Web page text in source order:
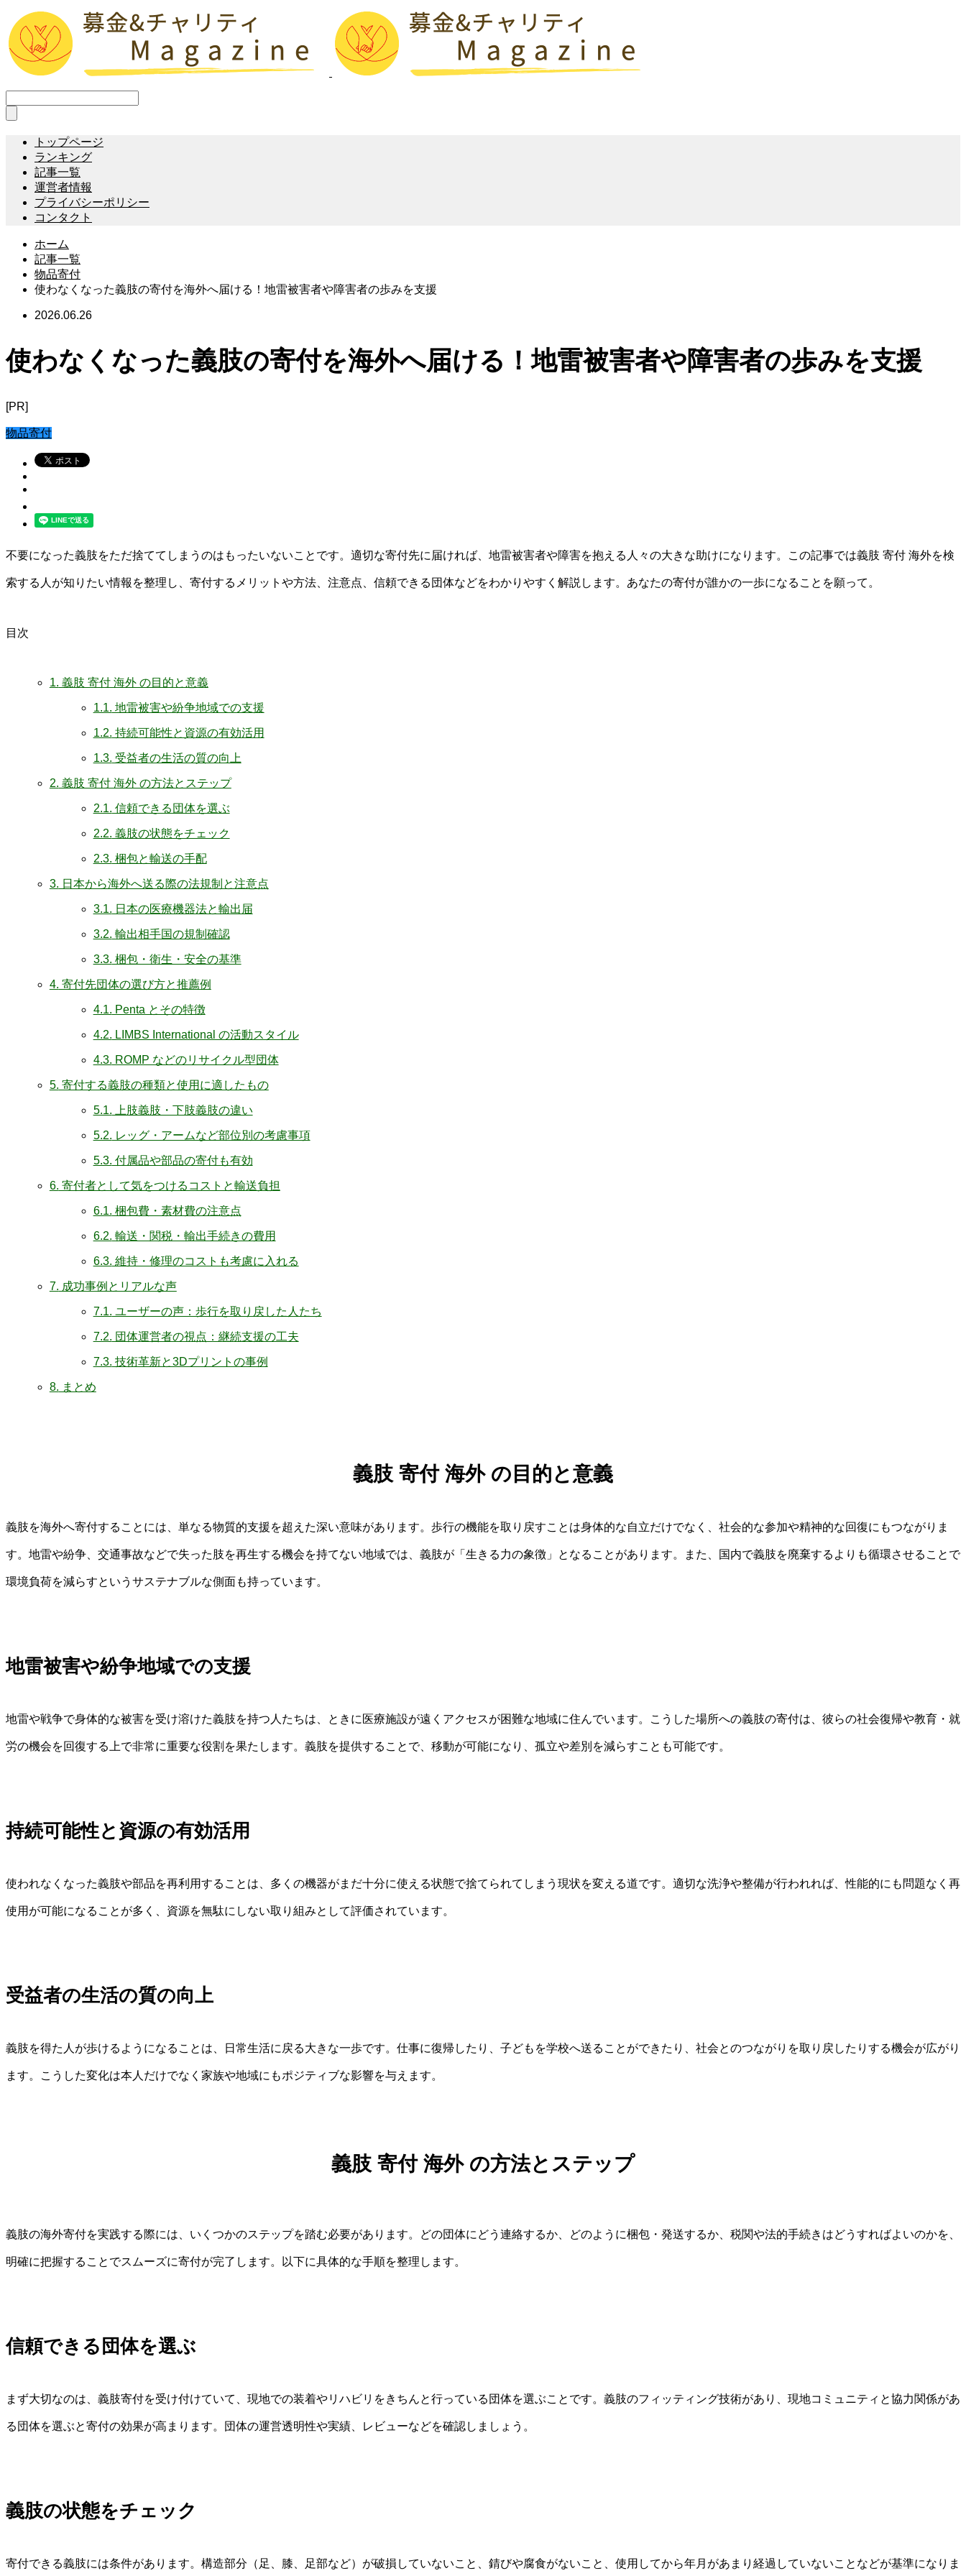
トップページ
ランキング
記事一覧
運営者情報
プライバシーポリシー
コンタクト
ホーム
記事一覧
物品寄付
使わなくなった義肢の寄付を海外へ届ける！地雷被害者や障害者の歩みを支援
2026.06.26
使わなくなった義肢の寄付を海外へ届ける！地雷被害者や障害者の歩みを支援
[PR]
物品寄付
不要になった義肢をただ捨ててしまうのはもったいないことです。適切な寄付先に届ければ、地雷被害者や障害を抱える人々の大きな助けになります。この記事では義肢 寄付 海外を検
索する人が知りたい情報を整理し、寄付するメリットや方法、注意点、信頼できる団体などをわかりやすく解説します。あなたの寄付が誰かの一歩になることを願って。
目次
1. 義肢 寄付 海外 の目的と意義
1.1. 地雷被害や紛争地域での支援
1.2. 持続可能性と資源の有効活用
1.3. 受益者の生活の質の向上
2. 義肢 寄付 海外 の方法とステップ
2.1. 信頼できる団体を選ぶ
2.2. 義肢の状態をチェック
2.3. 梱包と輸送の手配
3. 日本から海外へ送る際の法規制と注意点
3.1. 日本の医療機器法と輸出届
3.2. 輸出相手国の規制確認
3.3. 梱包・衛生・安全の基準
4. 寄付先団体の選び方と推薦例
4.1. Penta とその特徴
4.2. LIMBS International の活動スタイル
4.3. ROMP などのリサイクル型団体
5. 寄付する義肢の種類と使用に適したもの
5.1. 上肢義肢・下肢義肢の違い
5.2. レッグ・アームなど部位別の考慮事項
5.3. 付属品や部品の寄付も有効
6. 寄付者として気をつけるコストと輸送負担
6.1. 梱包費・素材費の注意点
6.2. 輸送・関税・輸出手続きの費用
6.3. 維持・修理のコストも考慮に入れる
7. 成功事例とリアルな声
7.1. ユーザーの声：歩行を取り戻した人たち
7.2. 団体運営者の視点：継続支援の工夫
7.3. 技術革新と3Dプリントの事例
8. まとめ
義肢 寄付 海外 の目的と意義
義肢を海外へ寄付することには、単なる物質的支援を超えた深い意味があります。歩行の機能を取り戻すことは身体的な自立だけでなく、社会的な参加や精神的な回復にもつながりま
す。地雷や紛争、交通事故などで失った肢を再生する機会を持てない地域では、義肢が「生きる力の象徴」となることがあります。また、国内で義肢を廃棄するよりも循環させることで
環境負荷を減らすというサステナブルな側面も持っています。
地雷被害や紛争地域での支援
地雷や戦争で身体的な被害を受け溶けた義肢を持つ人たちは、ときに医療施設が遠くアクセスが困難な地域に住んでいます。こうした場所への義肢の寄付は、彼らの社会復帰や教育・就
労の機会を回復する上で非常に重要な役割を果たします。義肢を提供することで、移動が可能になり、孤立や差別を減らすことも可能です。
持続可能性と資源の有効活用
使われなくなった義肢や部品を再利用することは、多くの機器がまだ十分に使える状態で捨てられてしまう現状を変える道です。適切な洗浄や整備が行われれば、性能的にも問題なく再
使用が可能になることが多く、資源を無駄にしない取り組みとして評価されています。
受益者の生活の質の向上
義肢を得た人が歩けるようになることは、日常生活に戻る大きな一歩です。仕事に復帰したり、子どもを学校へ送ることができたり、社会とのつながりを取り戻したりする機会が広がり
ます。こうした変化は本人だけでなく家族や地域にもポジティブな影響を与えます。
義肢 寄付 海外 の方法とステップ
義肢の海外寄付を実践する際には、いくつかのステップを踏む必要があります。どの団体にどう連絡するか、どのように梱包・発送するか、税関や法的手続きはどうすればよいのかを、
明確に把握することでスムーズに寄付が完了します。以下に具体的な手順を整理します。
信頼できる団体を選ぶ
まず大切なのは、義肢寄付を受け付けていて、現地での装着やリハビリをきちんと行っている団体を選ぶことです。義肢のフィッティング技術があり、現地コミュニティと協力関係があ
る団体を選ぶと寄付の効果が高まります。団体の運営透明性や実績、レビューなどを確認しましょう。
義肢の状態をチェック
寄付できる義肢には条件があります。構造部分（足、膝、足部など）が破損していないこと、錆びや腐食がないこと、使用してから年月があまり経過していないことなどが基準になりま